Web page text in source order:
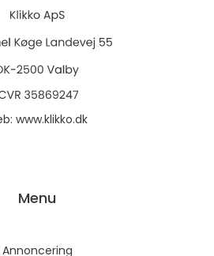
www.klikko.dk
Menu
Annoncering